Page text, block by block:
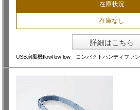
在庫状況
在庫なし
詳細はこちら
USB扇風機flowflowflow コンパクトハンディファン